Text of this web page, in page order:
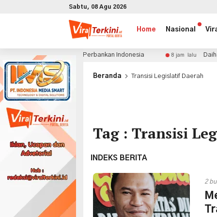
Sabtu, 08 Agu 2026
Home Nasional
Besar Perbankan Indonesia 8 jam lalu Daihatsu Perkuat
Beranda Transisi Legislatif Daerah
Tag : Transisi
INDEKS BERITA
2